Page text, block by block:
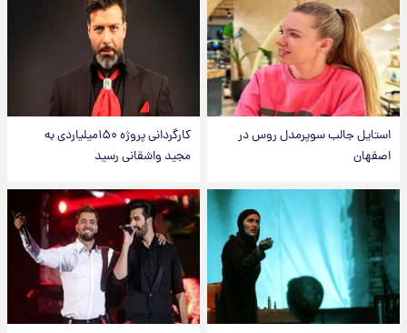
استایل جالب سوپرمدل روس در
اصفهان
کارگردانی پروژه ۱۵۰میلیاردی به
مجید واشقانی رسید